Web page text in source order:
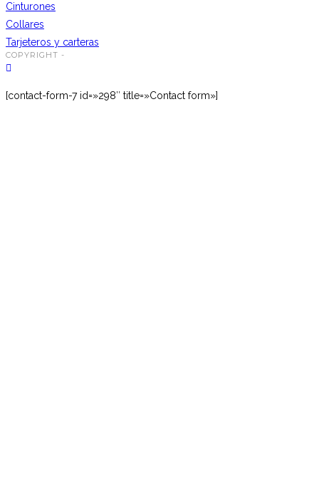
Cinturones
Collares
Tarjeteros y carteras
COPYRIGHT -
[contact-form-7 id=»298″ title=»Contact form»]